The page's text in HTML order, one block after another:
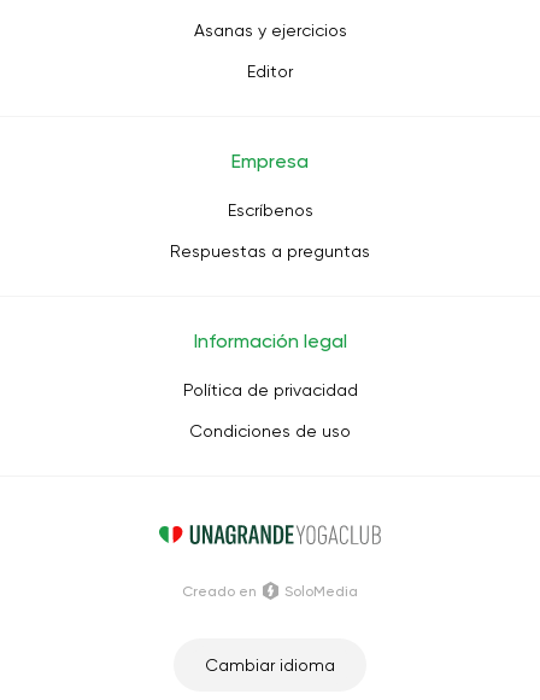
Asanas y ejercicios
Editor
Empresa
Escríbenos
Respuestas a preguntas
Información legal
Política de privacidad
Condiciones de uso
Cambiar idioma
Creado en SoloMedia